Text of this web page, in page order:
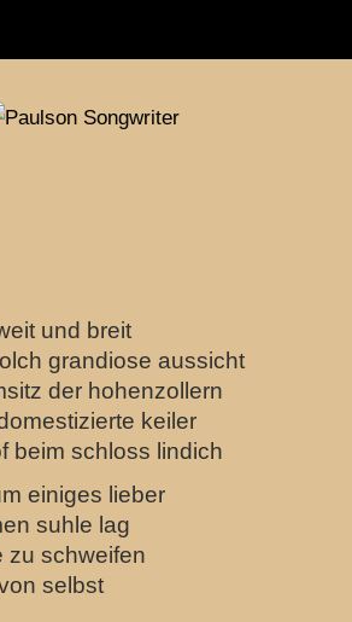
und breit
grandiose aussicht
der hohenzollern
keiler
beim schloss lindich
einiges lieber
suhle lag
zu schweifen
selbst